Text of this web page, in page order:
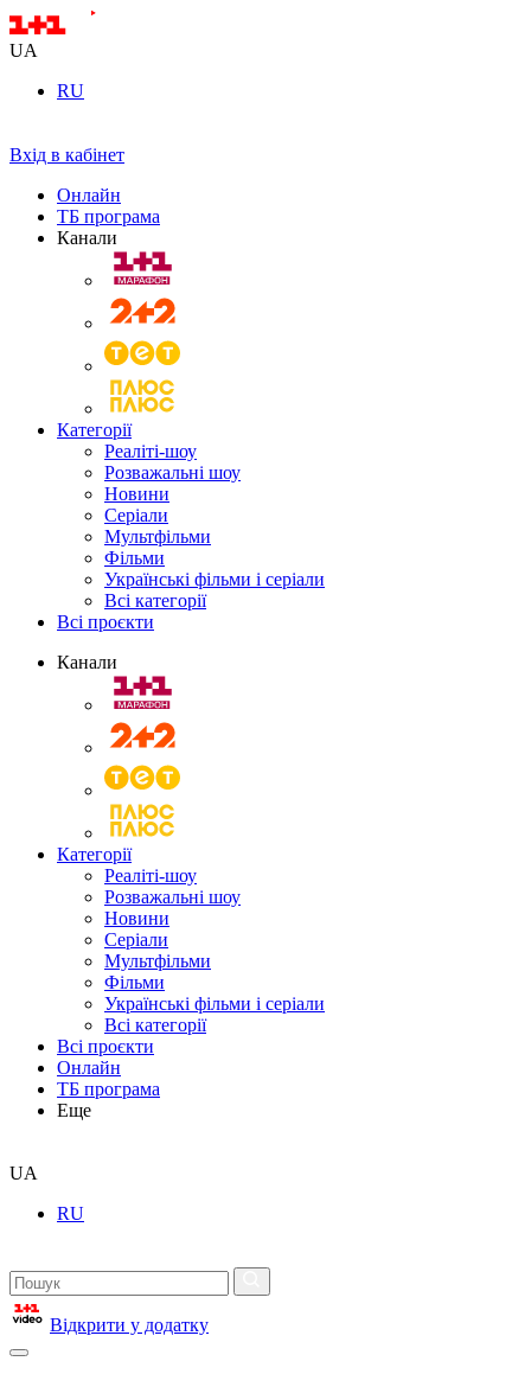
UA
RU
Вхід в кабінет
Онлайн
ТБ програма
Канали
Категорії
Реаліті-шоу
Розважальні шоу
Новини
Серіали
Мультфільми
Фільми
Українські фільми і серіали
Всі категорії
Всі проєкти
Канали
Категорії
Реаліті-шоу
Розважальні шоу
Новини
Серіали
Мультфільми
Фільми
Українські фільми і серіали
Всі категорії
Всі проєкти
Онлайн
ТБ програма
Еще
UA
RU
Відкрити у додатку